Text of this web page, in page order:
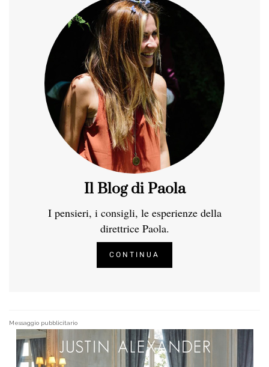
Il Blog di Paola
I pensieri, i consigli, le esperienze della
direttrice Paola.
CONTINUA
Messaggio pubblicitario